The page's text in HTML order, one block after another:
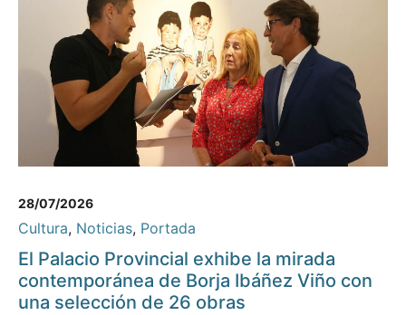
28/07/2026
Cultura, Noticias, Portada
El Palacio Provincial exhibe la mirada
contemporánea de Borja Ibáñez Viño con
una selección de 26 obras